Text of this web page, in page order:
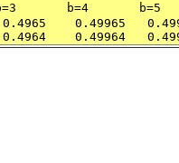
b=3       b=4
0.49965